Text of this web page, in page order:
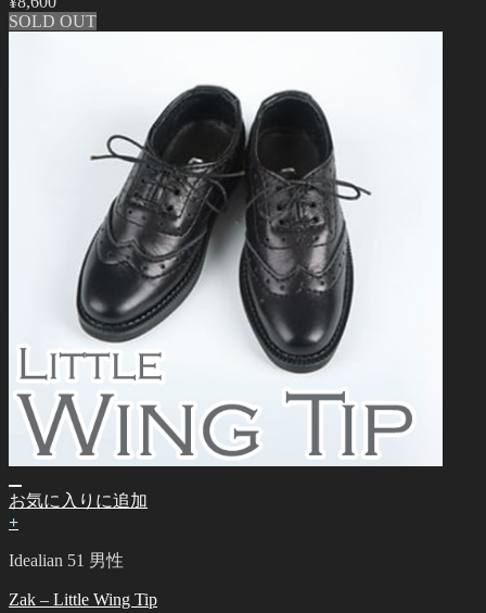
SOLD OUT
お気に入りに追加
+
Idealian 51 男性
Zak – Little Wing Tip